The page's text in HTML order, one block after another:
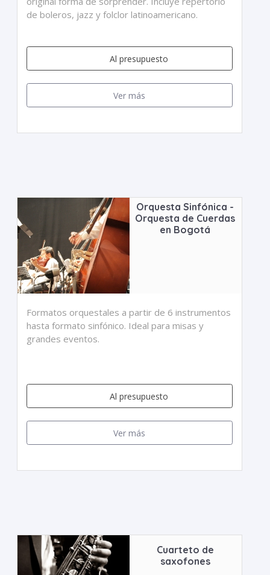
de boleros, jazz y folclor latinoamericano.
Al presupuesto
Ver más
Orquesta Sinfónica -
Orquesta de Cuerdas
en Bogotá
Formatos orquestales a partir de 6 instrumentos
hasta formato sinfónico. Ideal para misas y
grandes eventos.
Al presupuesto
Ver más
Cuarteto de
saxofones